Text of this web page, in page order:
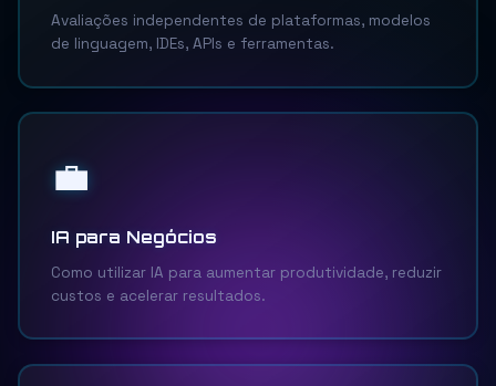
Avaliações independentes de plataformas, modelos
de linguagem, IDEs, APIs e ferramentas.
💼
IA para Negócios
Como utilizar IA para aumentar produtividade, reduzir
custos e acelerar resultados.